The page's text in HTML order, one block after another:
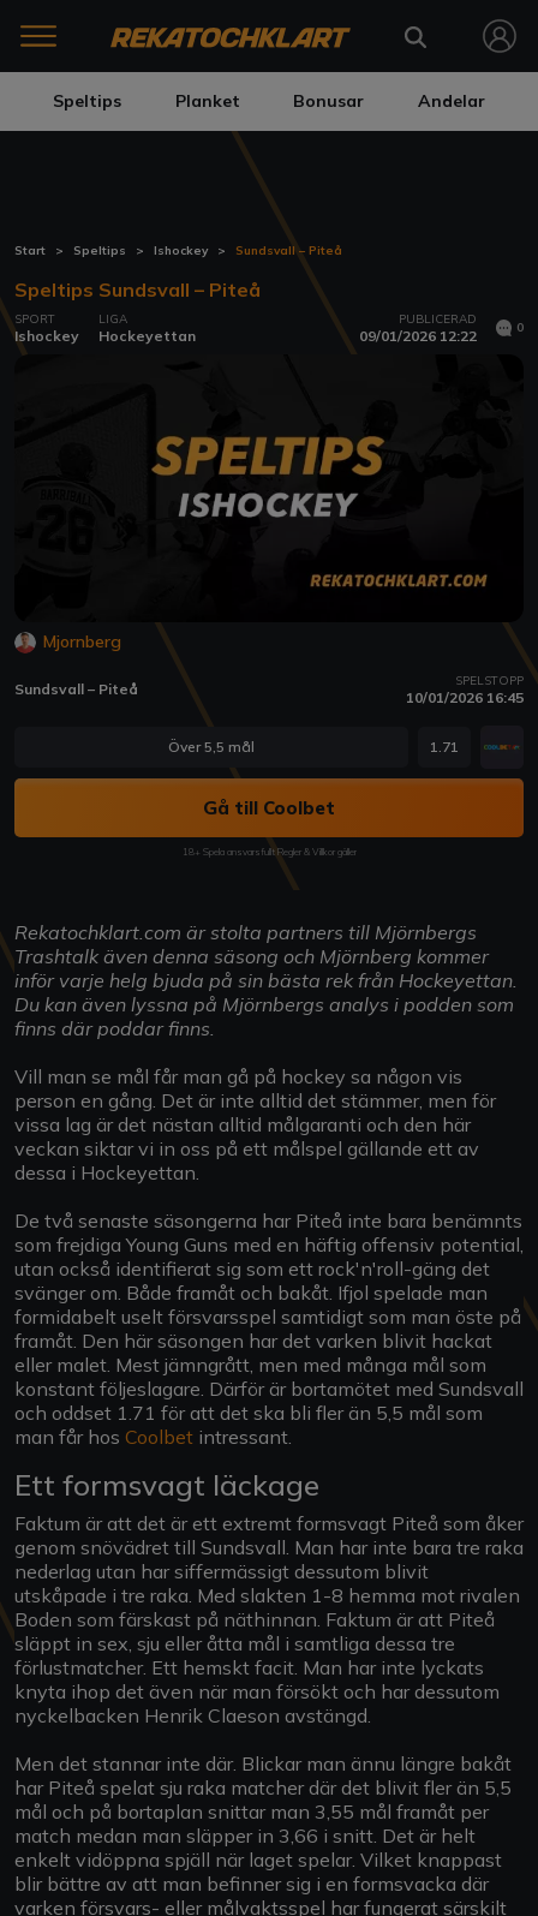
Speltips Planket Bonusar Andelar
Start Speltips Ishockey Sundsvall – Piteå
Speltips Sundsvall – Piteå
SPORT
Ishockey
LIGA
Hockeyettan
PUBLICERAD
09/01/2026 12:22 0
Mjornberg
Sundsvall – Piteå SPELSTOPP
10/01/2026 16:45
Över 5,5 mål 1.71
Gå till Coolbet
18+ Spela ansvarsfullt Regler & Villkor gäller
Rekatochklart.com är stolta partners till Mjörnbergs
Trashtalk även denna säsong och Mjörnberg kommer
inför varje helg bjuda på sin bästa rek från Hockeyettan.
Du kan även lyssna på Mjörnbergs analys i podden som
finns där poddar finns.
Vill man se mål får man gå på hockey sa någon vis
person en gång. Det är inte alltid det stämmer, men för
vissa lag är det nästan alltid målgaranti och den här
veckan siktar vi in oss på ett målspel gällande ett av
dessa i Hockeyettan.
De två senaste säsongerna har Piteå inte bara benämnts
som frejdiga Young Guns med en häftig offensiv potential,
utan också identifierat sig som ett rock'n'roll-gäng det
svänger om. Både framåt och bakåt. Ifjol spelade man
formidabelt uselt försvarsspel samtidigt som man öste på
framåt. Den här säsongen har det varken blivit hackat
eller malet. Mest jämngrått, men med många mål som
konstant följeslagare. Därför är bortamötet med Sundsvall
och oddset 1.71 för att det ska bli fler än 5,5 mål som
man får hos Coolbet intressant.
Ett formsvagt läckage
Faktum är att det är ett extremt formsvagt Piteå som åker
genom snövädret till Sundsvall. Man har inte bara tre raka
nederlag utan har siffermässigt dessutom blivit
utskåpade i tre raka. Med slakten 1-8 hemma mot rivalen
Boden som färskast på näthinnan. Faktum är att Piteå
släppt in sex, sju eller åtta mål i samtliga dessa tre
förlustmatcher. Ett hemskt facit. Man har inte lyckats
knyta ihop det även när man försökt och har dessutom
nyckelbacken Henrik Claeson avstängd.
Men det stannar inte där. Blickar man ännu längre bakåt
har Piteå spelat sju raka matcher där det blivit fler än 5,5
mål och på bortaplan snittar man 3,55 mål framåt per
match medan man släpper in 3,66 i snitt. Det är helt
enkelt vidöppna spjäll när laget spelar. Vilket knappast
blir bättre av att man befinner sig i en formsvacka där
varken försvars- eller målvaktsspel har fungerat särskilt